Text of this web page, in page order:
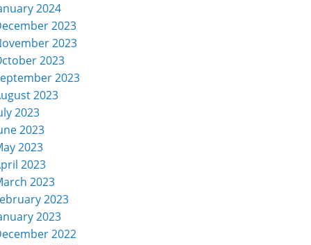
2024
2023
2023
2023
2023
2023
2023
2023
2023
2023
2023
2023
2023
2022